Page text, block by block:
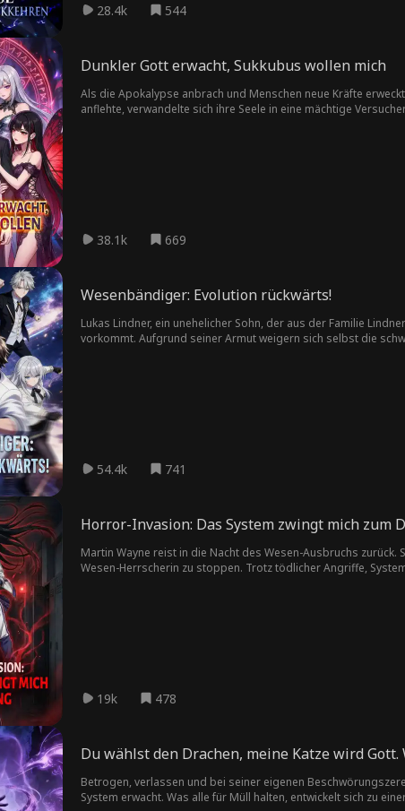
28.4k 544
Dunkler Gott erwacht, Sukkubus wollen mich
Als die Apokalypse anbrach und Menschen neue Kräfte
anflehte, verwandelte sich ihre Seele in eine mächtige
38.1k 669
Wesenbändiger: Evolution rückwärts!
Lukas Lindner, ein unehelicher Sohn, der aus der Familie
vorkommt. Aufgrund seiner Armut weigern sich selbst die
54.4k 741
Horror-Invasion: Das System zwingt mich zum
Martin Wayne reist in die Nacht des Wesen-Ausbruchs
Wesen-Herrscherin zu stoppen. Trotz tödlicher Angriffe,
19k 478
Du wählst den Drachen, meine Katze wird Gott.
Betrogen, verlassen und bei seiner eigenen
System erwacht. Was alle für Müll halten, entwickelt sich zu